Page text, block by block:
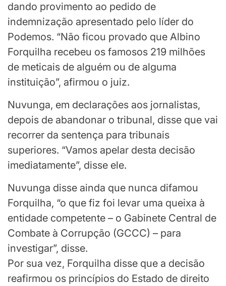
dando provimento ao pedido de
indemnização apresentado pelo líder do
Podemos. “Não ficou provado que Albino
Forquilha recebeu os famosos 219 milhões
de meticais de alguém ou de alguma
instituição”, afirmou o juiz.
Nuvunga, em declarações aos jornalistas,
depois de abandonar o tribunal, disse que vai
recorrer da sentença para tribunais
superiores. “Vamos apelar desta decisão
imediatamente”, disse ele.
Nuvunga disse ainda que nunca difamou
Forquilha, “o que fiz foi levar uma queixa à
entidade competente – o Gabinete Central de
Combate à Corrupção (GCCC) – para
investigar”, disse.
Por sua vez, Forquilha disse que a decisão
reafirmou os princípios do Estado de direito